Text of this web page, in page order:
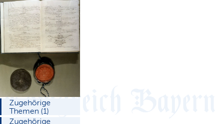
Zugehörige
Themen (1)
Zugehörige